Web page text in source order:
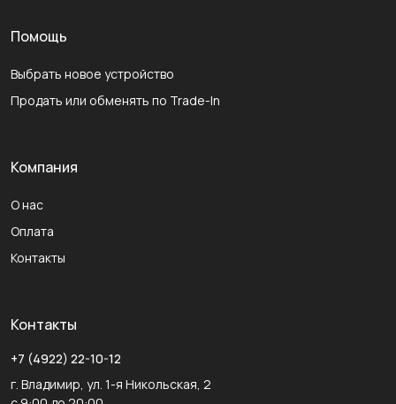
Помощь
Выбрать новое устройство
Продать или обменять по Trade-In
Компания
О нас
Оплата
Контакты
Контакты
+7 (4922) 22-10-12
г. Владимир, ул. 1-я Никольская, 2